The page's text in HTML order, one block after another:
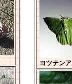
ヨツテン